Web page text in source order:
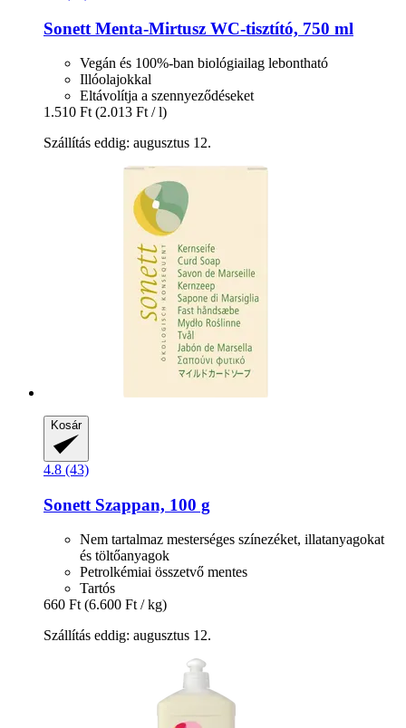
Sonett Menta-​Mirtusz WC-​tisztító, 750 ml
Vegán és 100%-ban biológiailag lebontható
Illóolajokkal
Eltávolítja a szennyeződéseket
1.510 Ft (2.013 Ft / l)
Szállítás eddig: augusztus 12.
Kosár
4.8 (43)
Sonett Szappan, 100 g
Nem tartalmaz mesterséges színezéket, illatanyagokat
és töltőanyagok
Petrolkémiai összetvő mentes
Tartós
660 Ft (6.600 Ft / kg)
Szállítás eddig: augusztus 12.